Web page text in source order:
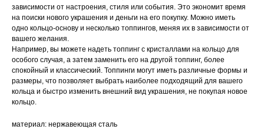
зависимости от настроения, стиля или события. Это экономит время
на поиски нового украшения и деньги на его покупку. Можно иметь
одно кольцо-основу и несколько топпингов, меняя их в зависимости от
вашего желания.
Например, вы можете надеть топпинг с кристаллами на кольцо для
особого случая, а затем заменить его на другой топпинг, более
спокойный и классический. Топпинги могут иметь различные формы и
размеры, что позволяет выбрать наиболее подходящий для вашего
кольца и быстро изменить внешний вид украшения, не покупая новое
кольцо.
материал: нержавеющая сталь